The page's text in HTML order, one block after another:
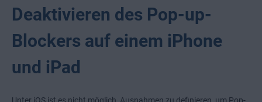
Deaktivieren des Pop-up-
Blockers auf einem iPhone
und iPad